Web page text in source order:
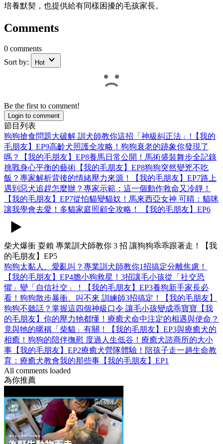
培養默契，也提供給有同樣困擾的毛孩家長。
Comments
0 comments
Sort by:
Hot
Be the first to comment!
Login to comment
節目列表
狗狗搶食問題大破解 訓犬師教你這招「神級糾正法」!【我的
毛朋友】EP9高齡犬照護全攻略！狗狗衰老的跡象你發現了
嗎？【我的毛朋友】EP8養馬日常公開！馬術盛裝舞步全記錄
挑戰身心平衡的藝術【我的毛朋友】EP8狗狗突然變兇不吃
飯？專家解析背後的情緒壓力來源！【我的毛朋友】EP7路上
遇到惡犬追趕怎麼辦？專家示範：這一個動作救命又冷靜！
【我的毛朋友】EP7從怕貓變貓奴！馬來西亞女神 可晴：貓咪
讓我學會去愛！多貓家庭照顧全攻略！ 【我的毛朋友】EP6
柴犬爆衝 耍賴 專業訓犬師教你 3 招 讓狗狗乖乖跟著走！【我
的毛朋友】EP5
狗狗太黏人、愛亂叫？專業訓犬師教你1招搞定分離焦慮！
【我的毛朋友】EP4膽小狗救星！3招讓毛小孩從「社交恐
懼」變「自信社交」！【我的毛朋友】EP3養狗新手家長必
看！狗狗散步暴衝、叫不來 訓練師3招搞定！【我的毛朋友】
狗狗不聽話？掌握這四個神級口令 讓毛小孩變成乖寶寶【我
的毛朋友】 你的壓力牠都懂！療癒犬命中注定的相遇與使命？
竟與牠的暱稱「柴貓」有關！【我的毛朋友】EP3與療癒犬的
相癒！狗狗的陪伴撫慰 度過人生低谷！療癒犬諮商所的大小
事【我的毛朋友】EP2療癒犬營隊體驗！陪孩子走一趟生命教
育：療癒犬教會我的那些事【我的毛朋友】EP1
All comments loaded
為你推薦